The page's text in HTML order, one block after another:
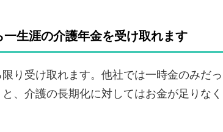
生涯の介護年金を受け取れます
り受け取れます。他社では一時金のみだっ
、介護の長期化に対してはお金が足りなく